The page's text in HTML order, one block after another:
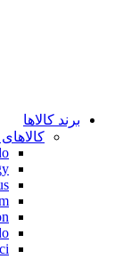
برند کالاها